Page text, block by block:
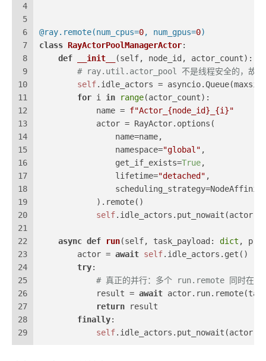
4
5
6
7
8
9
10
11
12
13
14
15
16
17
18
19
20
21
22
23
24
25
26
27
28
29
@ray.remote(num_cpus=0, num_gpus=0)
class RayActorPoolManagerActor:
def
__init__ (self, node_id, actor_count):
# ray.util.actor_pool 不是线程安全的，故使
self.idle_actors =
for i in range(actor_count):
            name =
f"Actor_ {node_id} {i}"
            actor = RayActor.options(
                name=name,
                namespace=
"global" ,
                get_if_exists=
True,
                lifetime=
"detached" ,
            ).remote()
self.idle_actors.put_nowait(actor)
async def run(self, task_payload: dict ,
        actor =
await self.idle_actors.get()
try:
# 真正的并行：多个 run.remote 同时在
            result =
await
return result
finally:
self